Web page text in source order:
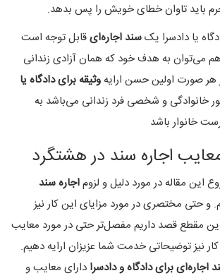
باید تاوان خطای خویش را پس بدهد.
یا دادسرا یکسند اجاره‌ایقابل توجه است
می‌توان به هدف خود که همان آزادی زندانی
صورت اولین حسن ارایه وثیقه برای دادگاه یا
خانوادگی و شخصی فرد زندانی می‌باشد به
خانوار باشد
اجاره سند در هشتگرد
این مقاله در مورد دلیل و لزوماجاره سند
و حتی مختصری در مورد مزایای این کار نیز
مقطع قصد داریم مفصل‌تر حتی در مورد معایب
نیز توضیحاتی خدمت شما عزیزان ارایه دهیم.
اجاره‌ای برای دادگاه و دادسرا دارای معایب و